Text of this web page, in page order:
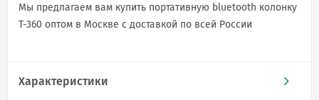
Мы предлагаем вам купить портативную bluetooth колонку
T-360 оптом в Москве с доставкой по всей России
Характеристики